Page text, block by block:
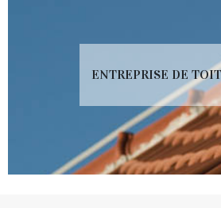
ENTREPRISE DE